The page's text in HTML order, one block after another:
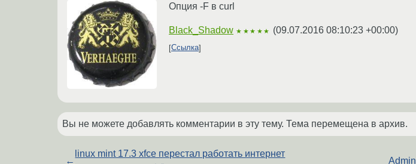
Опция -F в curl
Black_Shadow ★★★★★ (09.07.2016 08:10:23 +00:00)
Ссылка
Вы не можете добавлять комментарии в эту тему. Тема перемещена в архив.
←
linux mint 17.3 xfce перестал работать интернет
Admin